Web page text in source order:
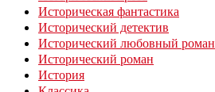
Историческая фантастика
Исторический детектив
Исторический любовный роман
Исторический роман
История